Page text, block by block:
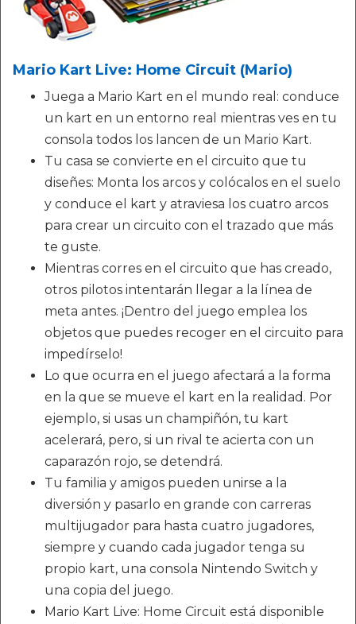
Mario Kart Live: Home Circuit (Mario)
Juega a Mario Kart en el mundo real: conduce
un kart en un entorno real mientras ves en tu
consola todos los lancen de un Mario Kart.
Tu casa se convierte en el circuito que tu
diseñes: Monta los arcos y colócalos en el suelo
y conduce el kart y atraviesa los cuatro arcos
para crear un circuito con el trazado que más
te guste.
Mientras corres en el circuito que has creado,
otros pilotos intentarán llegar a la línea de
meta antes. ¡Dentro del juego emplea los
objetos que puedes recoger en el circuito para
impedírselo!
Lo que ocurra en el juego afectará a la forma
en la que se mueve el kart en la realidad. Por
ejemplo, si usas un champiñón, tu kart
acelerará, pero, si un rival te acierta con un
caparazón rojo, se detendrá.
Tu familia y amigos pueden unirse a la
diversión y pasarlo en grande con carreras
multijugador para hasta cuatro jugadores,
siempre y cuando cada jugador tenga su
propio kart, una consola Nintendo Switch y
una copia del juego.
Mario Kart Live: Home Circuit está disponible